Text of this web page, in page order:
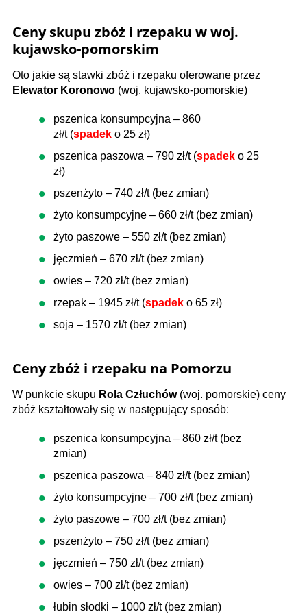
Ceny skupu zbóż i rzepaku w woj.
kujawsko-pomorskim
Oto jakie są stawki zbóż i rzepaku oferowane przez
Elewator Koronowo (woj. kujawsko-pomorskie)
pszenica konsumpcyjna – 860
zł/t (spadek o 25 zł)
pszenica paszowa – 790 zł/t (spadek o 25
zł)
pszenżyto – 740 zł/t (bez zmian)
żyto konsumpcyjne – 660 zł/t (bez zmian)
żyto paszowe – 550 zł/t (bez zmian)
jęczmień – 670 zł/t (bez zmian)
owies – 720 zł/t (bez zmian)
rzepak – 1945 zł/t (spadek o 65 zł)
soja – 1570 zł/t (bez zmian)
Ceny zbóż i rzepaku na Pomorzu
W punkcie skupu Rola Człuchów(woj. pomorskie) ceny
zbóż kształtowały się w następujący sposób:
pszenica konsumpcyjna – 860 zł/t (bez
zmian)
pszenica paszowa – 840 zł/t (bez zmian)
żyto konsumpcyjne – 700 zł/t (bez zmian)
żyto paszowe – 700 zł/t (bez zmian)
pszenżyto – 750 zł/t (bez zmian)
jęczmień – 750 zł/t (bez zmian)
owies – 700 zł/t (bez zmian)
łubin słodki – 1000 zł/t (bez zmian)